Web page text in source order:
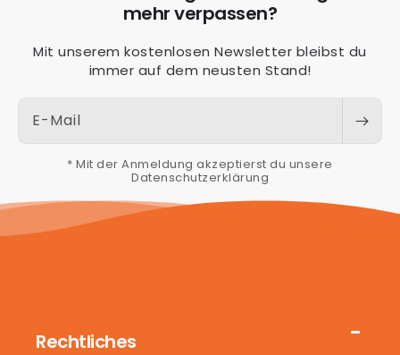
mehr verpassen?
Mit unserem kostenlosen Newsletter bleibst du
immer auf dem neusten Stand!
E-Mail
* Mit der Anmeldung akzeptierst du unsere
Datenschutzerklärung
Rechtliches